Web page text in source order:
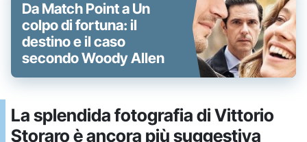
Da Match Point a Un
colpo di fortuna: il
destino e il caso
secondo Woody Allen
La splendida fotografia di Vittorio
Storaro è ancora più suggestiva